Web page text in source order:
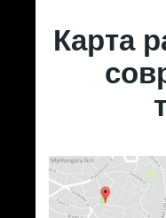
Карта